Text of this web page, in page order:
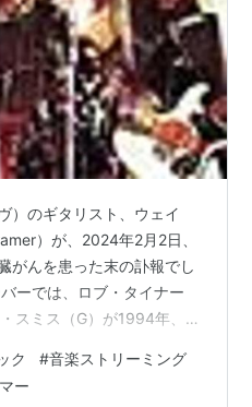
）のギタリスト、ウェイ
）が、2024年2月2日、
がんを患った末の訃報でし
ーでは、ロブ・タイナー
スミス（G）が1994年、マ
トンプソン（Ds）だけと
クは歴史を重ねる中で、無
ク #音楽ストリーミング
ー